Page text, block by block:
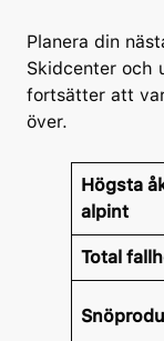
Planera din
Skidcenter och
fortsätter att
över.
Högsta
alpint
Total